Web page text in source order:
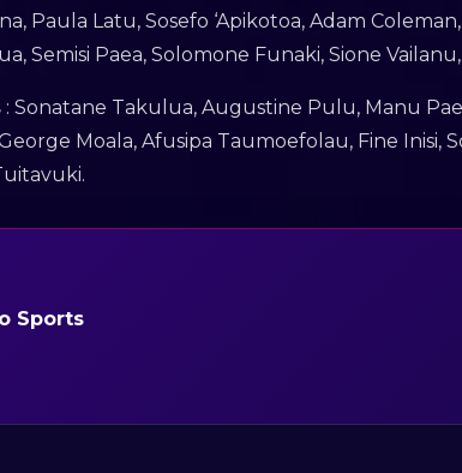
Paula Latu, Sosefo ‘Apikotoa, Adam
Semisi Paea, Solomone Funaki, Sione
: Sonatane Takulua, Augustine Pulu, Manu
Moala, Afusipa Taumoefolau, Fine Inisi,
Sports